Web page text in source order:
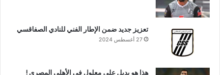
تعزيز جديد ضمن الإطار الفني للنادي الصفاقسي
27 أغسطس 2024
هذا هو بديل علي معلول في الأهلي المصري !